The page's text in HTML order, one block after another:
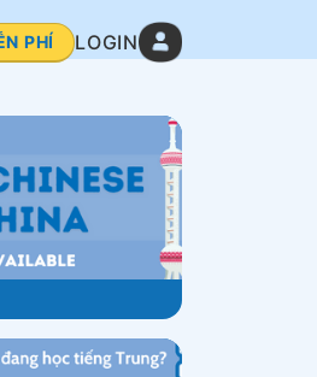
PHÍ LOGIN